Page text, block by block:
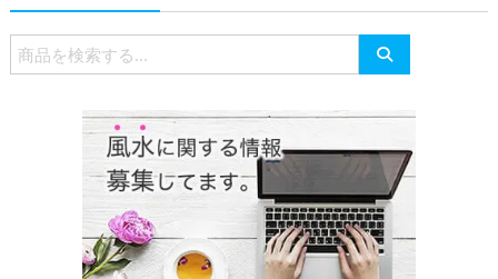
検
索